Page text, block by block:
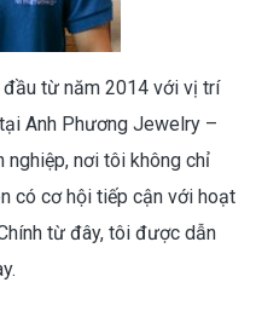
đầu từ năm 2014 với vị trí
Anh Phương Jewelry –
nơi tôi không chỉ
có cơ hội tiếp cận với hoạt
từ đây, tôi được dẫn